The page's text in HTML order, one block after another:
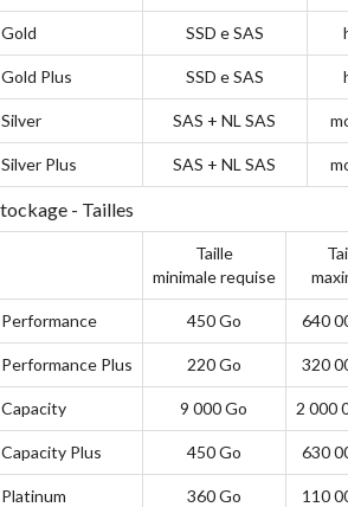
Gold SSD e SAS
Gold Plus SSD e SAS
Silver SAS + NL SAS
Silver Plus SAS + NL SAS
- Tailles
Taille
minimale requise
Performance 450 Go 640
Performance Plus 220 Go 320
Capacity 9 000 Go 2 000
Capacity Plus 450 Go 630
Platinum 360 Go 110